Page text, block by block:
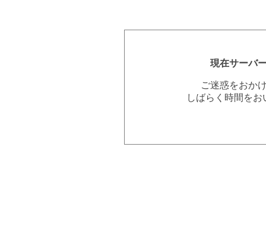
現在サーバ
ご迷惑をおか
しばらく時間を